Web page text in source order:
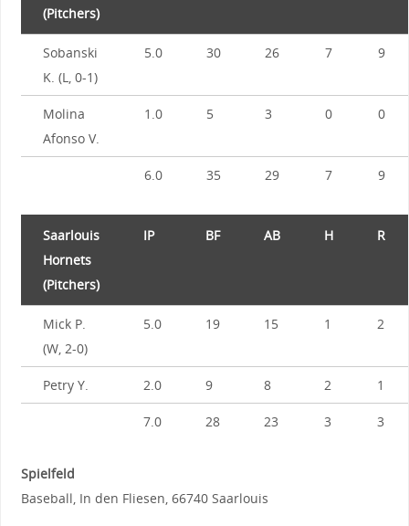
(Pitchers)
Sobanski
K. (L, 0-1)
5.0 30 26 7 9
Molina
Afonso V.
1.0 5 3 0 0
6.0 35 29 7 9
Saarlouis
Hornets
(Pitchers)
IP BF AB H R
Mick P.
(W, 2-0)
5.0 19 15 1 2
Petry Y. 2.0 9 8 2 1
7.0 28 23 3 3
Spielfeld
Baseball, In den Fliesen, 66740 Saarlouis